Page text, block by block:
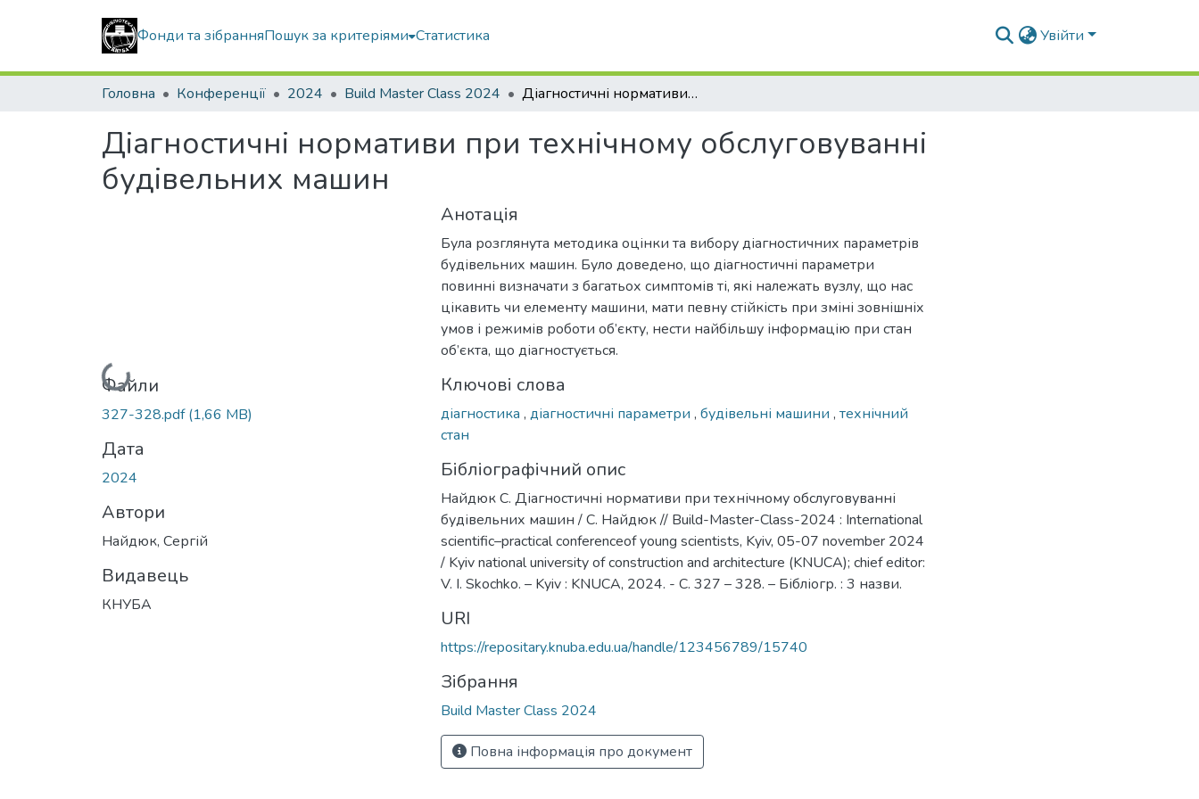
Фонди та зібранняПошук за критеріями Статистика Увійти
Головна Конференції 2024 Build Master Class 2024 Діагностичні нормативи при технічному обслуговуванні будівельних машин
Діагностичні нормативи при технічному обслуговуванні
будівельних машин
Вантажиться...
Файли
327-328.pdf(1,66 MB)
Дата
2024
Автори
Найдюк, Сергій
Видавець
КНУБА
Анотація
Була розглянута методика оцінки та вибору діагностичних параметрів
будівельних машин. Було доведено, що діагностичні параметри
повинні визначати з багатьох симптомів ті, які належать вузлу, що нас
цікавить чи елементу машини, мати певну стійкість при зміні зовнішніх
умов і режимів роботи об’єкту, нести найбільшу інформацію при стан
об’єкта, що діагностується.
Ключові слова
діагностика , діагностичні параметри , будівельні машини , технічний
стан
Бібліографічний опис
Найдюк С. Діагностичні нормативи при технічному обслуговуванні
будівельних машин / С. Найдюк // Build-Master-Class-2024 : International
scientific–practical conferenceof young scientists, Kyiv, 05-07 november 2024
/ Kyiv national university of construction and architecture (KNUCA); chief editor:
V. I. Skochko. – Kyiv : KNUCA, 2024. - С. 327 – 328. – Бібліогр. : 3 назви.
URI
https://repositary.knuba.edu.ua/handle/123456789/15740
Зібрання
Build Master Class 2024
Повна інформація про документ